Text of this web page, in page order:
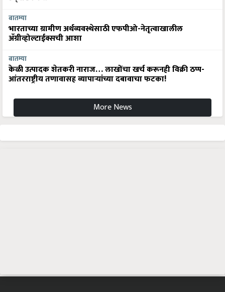
बातम्या
भारताच्या ग्रामीण अर्थव्यवस्थेसाठी एफपीओ-नेतृत्वाखालील
अ‍ॅग्रीव्होल्टाईक्सची आशा
बातम्या
केळी उत्पादक शेतकरी नाराज… लाखोंचा खर्च करूनही विक्री ठप्प-
आंतरराष्ट्रीय तणावासह व्यापाऱ्यांच्या दबावाचा फटका!
More News